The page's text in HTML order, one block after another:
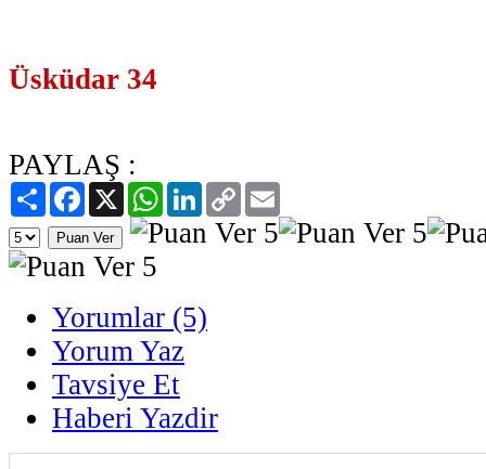
Üsküdar 34
PAYLAŞ :
PaylaşFacebook
X WhatsAppLinkedIn
Copy
Link
Yorumlar (5)
Yorum Yaz
Tavsiye Et
Haberi Yazdir